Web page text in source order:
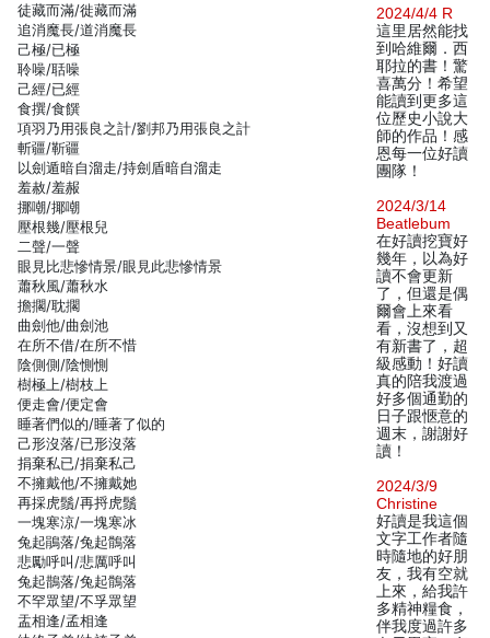
徒藏而滿/徙藏而滿
追消魔長/道消魔長
己極/已極
聆噪/聒噪
己經/已經
食撰/食饌
項羽乃用張良之計/劉邦乃用張良之計
斬疆/靳疆
以劍遁暗自溜走/持劍盾暗自溜走
羞赦/羞赧
挪嘲/揶嘲
壓根幾/壓根兒
二聲/一聲
眼見比悲慘情景/眼見此悲慘情景
蕭秋風/蕭秋水
擔擱/耽擱
曲劍他/曲劍池
在所不借/在所不惜
陰側側/陰惻惻
樹極上/樹枝上
便走會/便定會
睡著們似的/睡著了似的
己形沒落/已形沒落
捐棄私已/捐棄私己
不擁戴他/不擁戴她
再採虎鬚/再捋虎鬚
一塊寒涼/一塊寒冰
兔起鵑落/兔起鶻落
悲勵呼叫/悲厲呼叫
兔起鵲落/兔起鶻落
不罕眾望/不孚眾望
盂相逢/孟相逢
2024/4/4 R
這里居然能找
到哈維爾．西
耶拉的書！驚
喜萬分！希望
能讀到更多這
位歷史小說大
師的作品！感
恩每一位好讀
團隊！
2024/3/14
Beatlebum
在好讀挖寶好
幾年，以為好
讀不會更新
了，但還是偶
爾會上來看
看，沒想到又
有新書了，超
級感動！好讀
真的陪我渡過
好多個通勤的
日子跟愜意的
週末，謝謝好
讀！
2024/3/9
Christine
好讀是我這個
文字工作者隨
時隨地的好朋
友，我有空就
上來，給我許
多精神糧食，
伴我度過許多